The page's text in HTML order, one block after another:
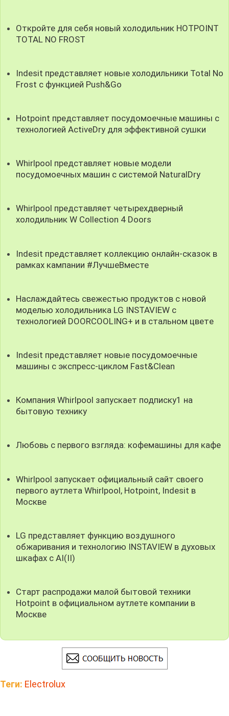
Откройте для себя новый холодильник HOTPOINT
TOTAL NO FROST
Indesit представляет новые холодильники Total No
Frost c функцией Push&Go
Hotpoint представляет посудомоечные машины с
технологией ActiveDry для эффективной сушки
Whirlpool представляет новые модели
посудомоечных машин с системой NaturalDry
Whirlpool представляет четырехдверный
холодильник W Collection 4 Doors
Indesit представляет коллекцию онлайн-сказок в
рамках кампании #ЛучшеВместе
Наслаждайтесь свежестью продуктов с новой
моделью холодильника LG INSTAVIEW с
технологией DOORCOOLING+ и в стальном цветe
Indesit представляет новые посудомоечные
машины с экспресс-циклом Fast&Clean
Компания Whirlpool запускает подписку1 на
бытовую технику
Любовь с первого взгляда: кофемашины для кафе
Whirlpool запускает официальный сайт своего
первого аутлета Whirlpool, Hotpoint, Indesit в
Москве
LG представляет функцию воздушного
обжаривания и технологию INSTAVIEW в духовых
шкафах с AI(II)
Старт распродажи малой бытовой техники
Hotpoint в официальном аутлете компании в
Москве
Теги: Electrolux